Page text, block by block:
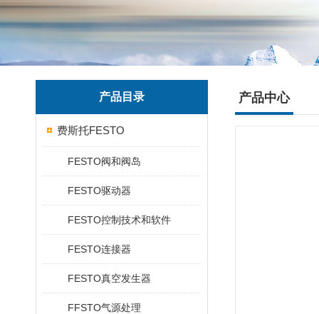
产品目录
费斯托FESTO
FESTO阀和阀岛
FESTO驱动器
FESTO控制技术和软件
FESTO连接器
FESTO真空发生器
FFSTO气源处理
产品中心